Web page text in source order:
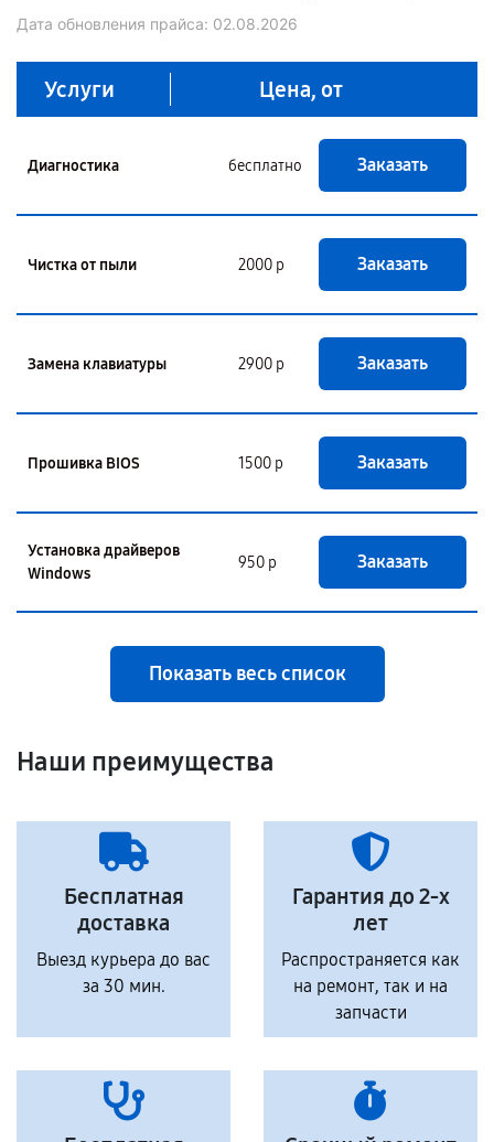
Дата обновления прайса: 02.08.2026
Услуги Цена, от
Диагностика бесплатно Заказать
Чистка от пыли 2000 р Заказать
Замена клавиатуры 2900 р Заказать
Прошивка BIOS 1500 р Заказать
Установка драйверов
Windows
950 р Заказать
Показать весь список
Наши преимущества
Бесплатная
доставка
Выезд курьера до вас
за 30 мин.
Гарантия до 2-х
лет
Распространяется как
на ремонт, так и на
запчасти